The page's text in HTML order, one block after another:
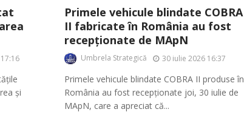
și
Primele vehicule blindate COBRA
II fabricate în România au fost
recepționate de MApN
Umbrela Strategică 30 iulie 2026 16:37
Primele vehicule blindate COBRA II produse în
România au fost recepționate joi, 30 iulie de
MApN, care a apreciat că...